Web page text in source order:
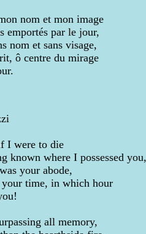
nom et mon image
emportés par le jour,
nom et sans visage,
ô centre du mirage
I were to die
known where I possessed you,
your abode,
time, in which hour
all memory,